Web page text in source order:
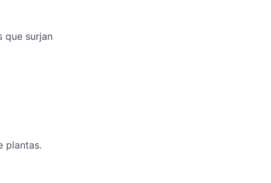
que surjan
plantas.